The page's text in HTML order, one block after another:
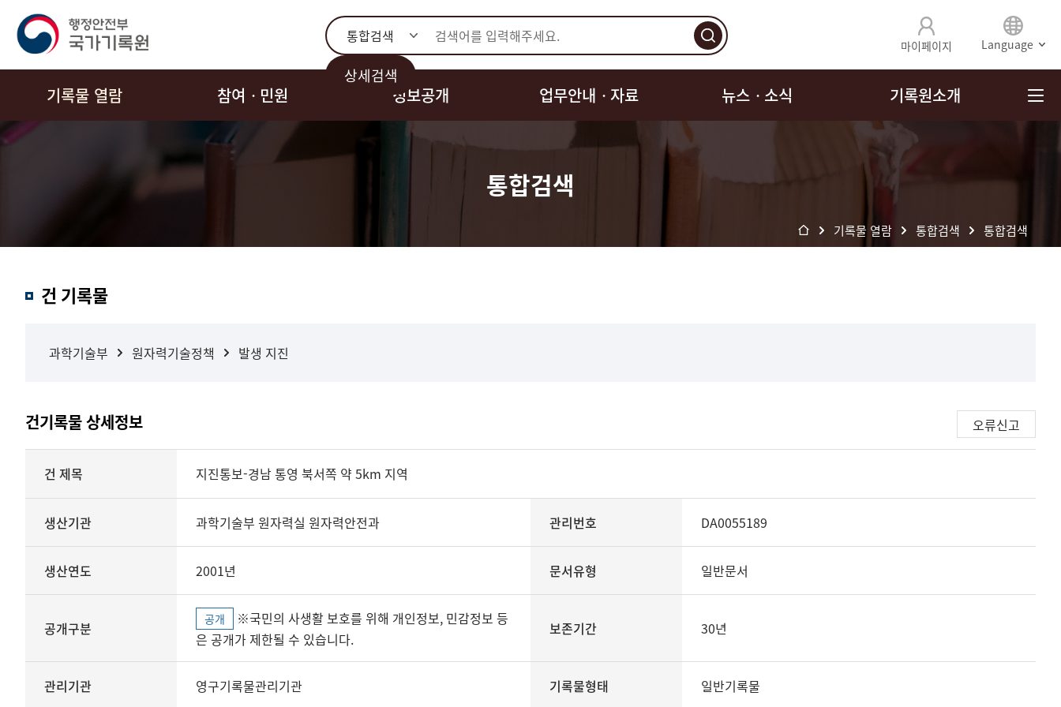
통합검색
상세검색
마이페이지 Language
기록물 열람 참여ㆍ민원 정보공개 업무안내ㆍ자료 뉴스ㆍ소식 기록원소개
통합검색
기록물 열람 통합검색 통합검색
검색건 기록물
과학기술부 원자력기술정책 발생 지진
건기록물 상세정보
오류신고
건 제목 지진통보-경남 통영 북서쪽 약 5km 지역
생산기관 과학기술부 원자력실 원자력안전과 관리번호 DA0055189
생산연도 2001년 문서유형 일반문서
공개구분 공개
은 공개가 제한될 수 있습니다.
보존기간 30년
관리기관 영구기록물관리기관 기록물형태 일반기록물